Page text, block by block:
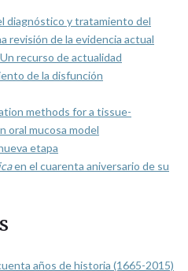
diagnóstico y tratamiento del
revisión de la evidencia actual
recurso de actualidad
de la disfunción
methods for a tissue-
oral mucosa model
etapa
en el cuarenta aniversario de su
años de historia (1665-2015)